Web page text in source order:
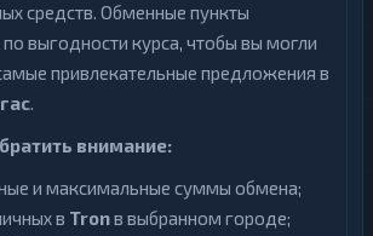
средств. Обменные пункты
выгодности курса, чтобы вы могли
привлекательные предложения в
.
внимание:
и максимальные суммы обмена;
в Tronв выбранном городе;